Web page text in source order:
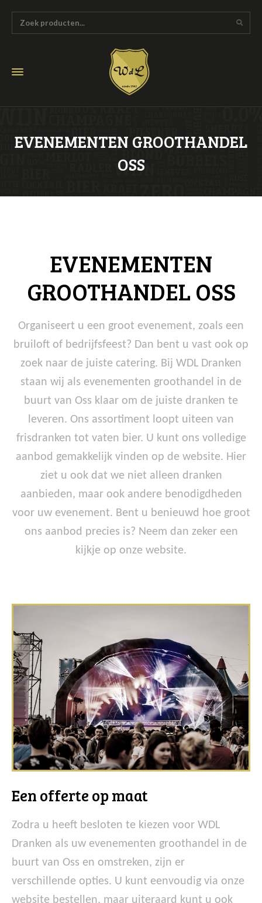
EVENEMENTEN GROOTHANDEL
OSS
EVENEMENTEN
GROOTHANDEL OSS
Organiseert u een groot evenement, zoals een
bruiloft of bedrijfsfeest? Dan bent u vast ook op
zoek naar de juiste catering. Bij WDL Dranken
staan wij als evenementen groothandel in de
buurt van Oss klaar om de juiste dranken te
leveren. Ons assortiment loopt uiteen van
frisdranken tot vaten bier. U kunt ons volledige
aanbod gemakkelijk vinden op de website. Hier
ziet u ook dat we niet alleen dranken
aanbieden, maar ook andere benodigdheden
voor uw evenement. Bent u benieuwd hoe groot
ons aanbod precies is? Neem dan zeker een
kijkje op onze website.
Een offerte op maat
Zodra u heeft besloten te kiezen voor WDL
Dranken als uw evenementen groothandel in de
buurt van Oss en omstreken, zijn er
verschillende opties. U kunt eenvoudig via onze
website bestellen, maar uiteraard kunt u ook